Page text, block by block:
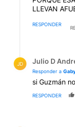
LLEVAN
RESPONDER
JD Julio D
Responder a
si Guzmán
RESPONDER